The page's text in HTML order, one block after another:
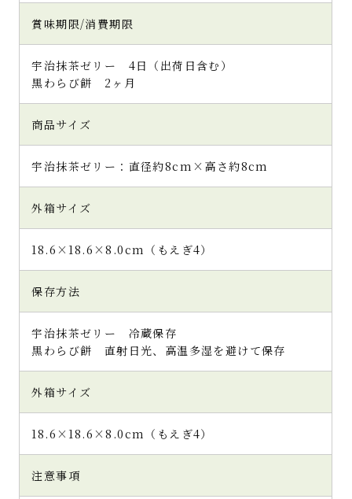
とマッチします。
甘さを強くしたいときはしっとりとした小豆
を多めにしたり。
口の中で奏でられるそれぞれのハーモニーを
楽しみました
宇治抹茶や栗、白玉、あんこはもちろんです
が容器の周りに入っていた透明の部分！ゲル
と呼ぶのでしょうか？
プリッとしたゼリーに比べ少々固さがあり、し
ばらくこのままモグモグしていたいと思いま
した
メインの宇治抹茶ゼリーのみならず、細部に渡
り美味しさが詰まった宇治抹茶ゼリーでし
た。
取り寄せしたいですね
大人の贅沢デザートでした。とっても美味し
かったです！
上品な甘さの大人時間の和スイ
賞味期限/消費期限
宇治抹茶ゼリー 4日（出荷日含む）
黒わらび餅 2ヶ月
商品サイズ
宇治抹茶ゼリー：直径約8cm×高さ約8cm
外箱サイズ
18.6×18.6×8.0cm（もえぎ4）
保存方法
宇治抹茶ゼリー 冷蔵保存
黒わらび餅 直射日光、高温多湿を避けて保存
外箱サイズ
18.6×18.6×8.0cm（もえぎ4）
注意事項